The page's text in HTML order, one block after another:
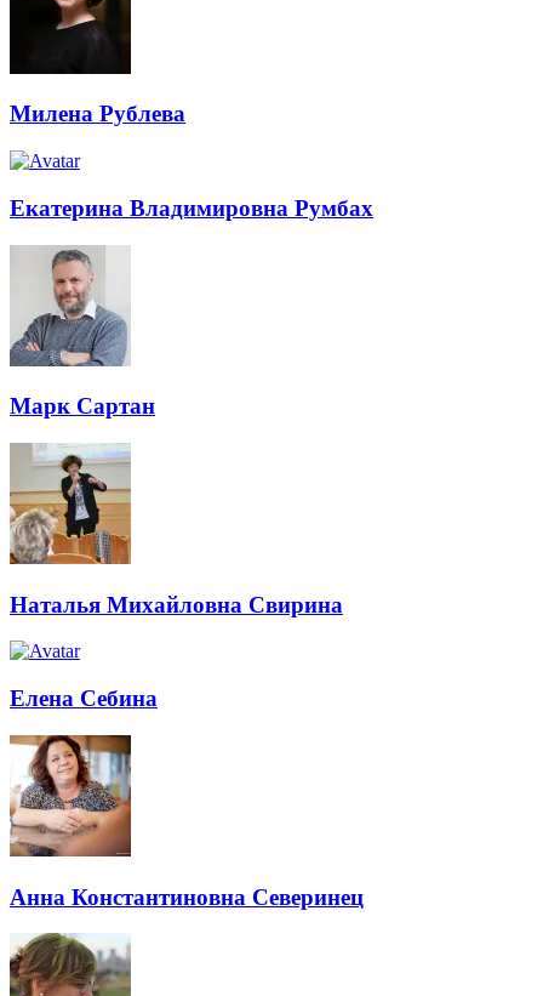
Милена Рублева
Екатерина Владимировна Румбах
Марк Сартан
Наталья Михайловна Свирина
Елена Себина
Анна Константиновна Северинец